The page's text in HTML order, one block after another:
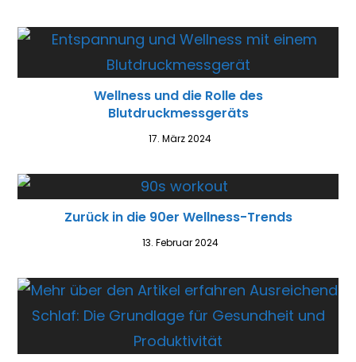
Wellness und die Rolle des
Blutdruckmessgeräts
17. März 2024
Zurück in die 90er Wellness-Trends
13. Februar 2024